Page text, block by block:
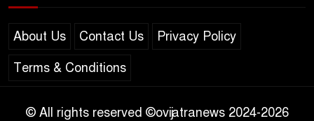
About Us Contact Us Privacy Policy
Terms & Conditions
© All rights reserved ©ovijatranews 2024-2026